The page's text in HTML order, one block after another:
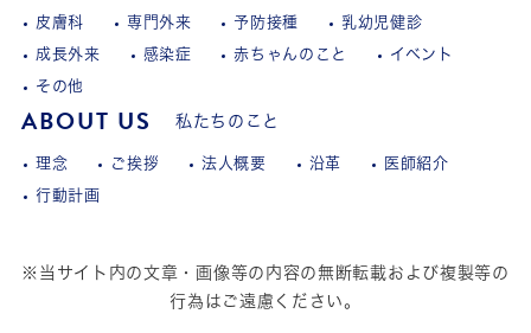
皮膚科 専門外来 予防接種 乳幼児健診
成長外来 感染症 赤ちゃんのこと イベント
その他
ABOUT US 私たちのこと
理念 ご挨拶 法人概要 沿革 医師紹介
行動計画
※当サイト内の文章・画像等の内容の無断転載および複製等の
行為はご遠慮ください。